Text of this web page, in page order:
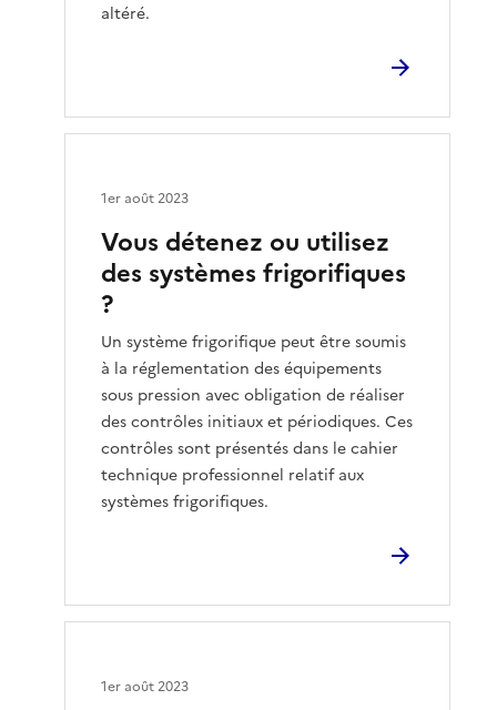
altéré.
Vous détenez ou utilisez
des systèmes frigorifiques
?
Un système frigorifique peut être soumis
à la réglementation des équipements
sous pression avec obligation de réaliser
des contrôles initiaux et périodiques. Ces
contrôles sont présentés dans le cahier
technique professionnel relatif aux
systèmes frigorifiques.
1er août 2023
1er août 2023